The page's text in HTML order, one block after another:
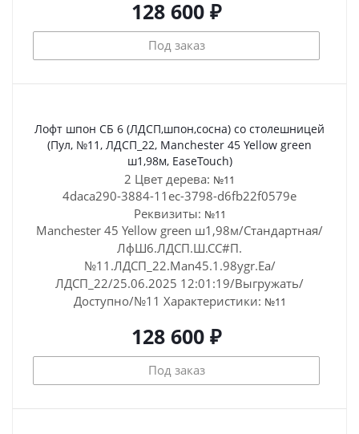
128 600 ₽
Под заказ
Лофт шпон СБ 6 (ЛДСП,шпон,сосна) со столешницей
(Пул, №11, ЛДСП_22, Manchester 45 Yellow green
ш1,98м, EaseTouch)
2 Цвет дерева: №11
4daca290-3884-11ec-3798-d6fb22f0579e
Реквизиты: №11
Manchester 45 Yellow green ш1,98м/Стандартная/
ЛфШ6.ЛДСП.Ш.СС#П.
№11.ЛДСП_22.Man45.1.98ygr.Ea/
ЛДСП_22/25.06.2025 12:01:19/Выгружать/
Доступно/№11 Характеристики: №11
128 600 ₽
Под заказ